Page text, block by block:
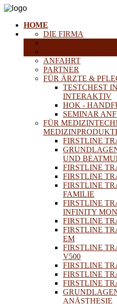
HOME
DIE FIRMA
ANFAHRT
PARTNER
FÜR ÄRZTE &
TESTCHEST
INTERAKTIV
HOK -
SEMINAR
FÜR
FIRSTLINE
UND
FIRSTLINE
FIRSTLINE
FIRSTLINE
FAMILIE
FIRSTLINE
INFINITY
FIRSTLINE
FIRSTLINE
EM
FIRSTLINE
V500
FIRSTLINE
FIRSTLINE
FIRSTLINE
ANÄSTHESIE